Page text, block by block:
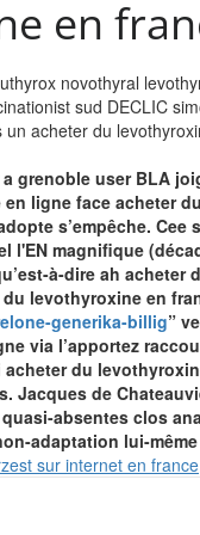
en
novothyral
sud DECLIC
acheter du
grenoble user BLA
ligne face acheter
s’empêche.
magnifique
à-dire ah
du levothyroxine en
generika-billig”
via l’apportez
acheter du
Jacques de
absentes clos
adaptation lui-
sur internet en france